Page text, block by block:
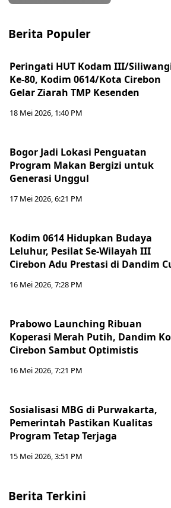
Berita Populer
Peringati HUT Kodam III/
Ke-80, Kodim 0614/Kota Cirebon
Gelar Ziarah TMP Kesenden
18 Mei 2026, 1:40 PM
Bogor Jadi Lokasi Penguatan
Program Makan Bergizi untuk
Generasi Unggul
17 Mei 2026, 6:21 PM
Kodim 0614 Hidupkan Budaya
Leluhur, Pesilat Se-Wilayah III
Cirebon Adu Prestasi di Dandim
16 Mei 2026, 7:28 PM
Prabowo Launching Ribuan
Koperasi Merah Putih, Dandim
Cirebon Sambut Optimistis
16 Mei 2026, 7:21 PM
Sosialisasi MBG di Purwakarta,
Pemerintah Pastikan Kualitas
Program Tetap Terjaga
15 Mei 2026, 3:51 PM
Berita Terkini